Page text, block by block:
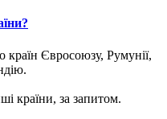
Євросоюзу, Румунії,
країни, за запитом.